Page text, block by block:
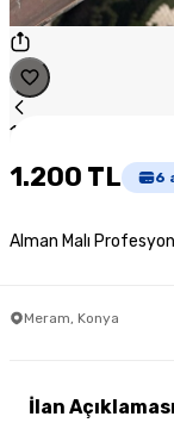
1
1.200 TL 6
Alman Malı
Meram, Konya
İlan Açıklaması